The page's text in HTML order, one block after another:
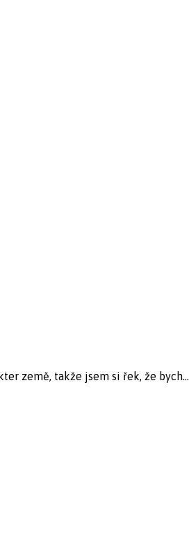
země, takže jsem si řek, že bych...